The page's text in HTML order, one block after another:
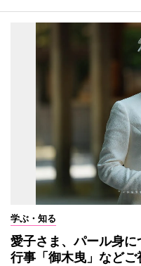
学ぶ・知る
愛子さま、パール身
行事「御木曳」などご